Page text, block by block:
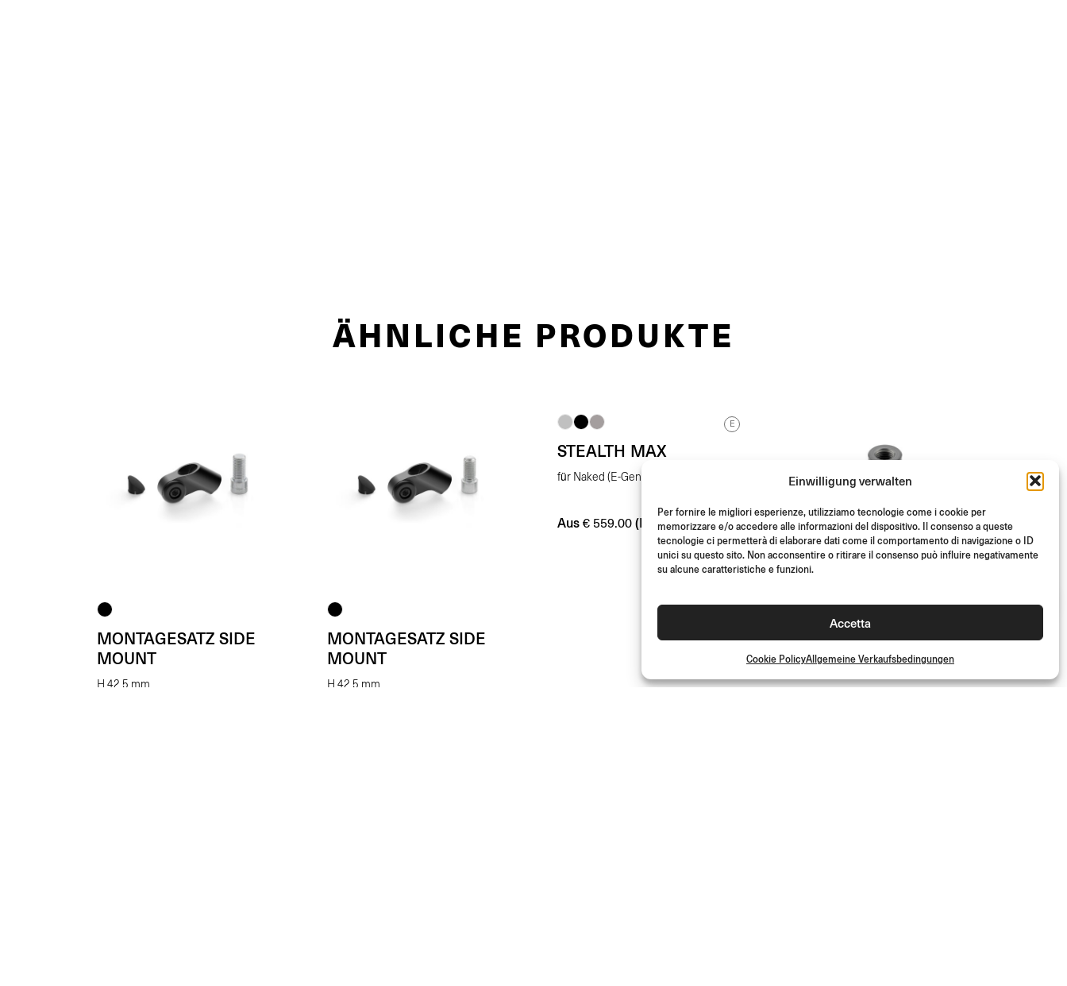
Einwilligung verwalten
Per fornire le migliori esperienze, utilizziamo tecnologie come i cookie per
memorizzare e/o accedere alle informazioni del dispositivo. Il consenso a queste
tecnologie ci permetterà di elaborare dati come il comportamento di navigazione o ID
unici su questo sito. Non acconsentire o ritirare il consenso può influire negativamente
su alcune caratteristiche e funzioni.
Accetta
Cookie PolicyAllgemeine Verkaufsbedingungen
ÄHNLICHE PRODUKTE
MONTAGESATZ SIDE
MOUNT
H 42,5 mm
MONTAGESATZ SIDE
MOUNT
H 42,5 mm
E
STEALTH MAX
für Naked (E-Genehmigt)
Aus € 559.00 (Paar)
MONTAGESATZ DIRECT
MOUNT